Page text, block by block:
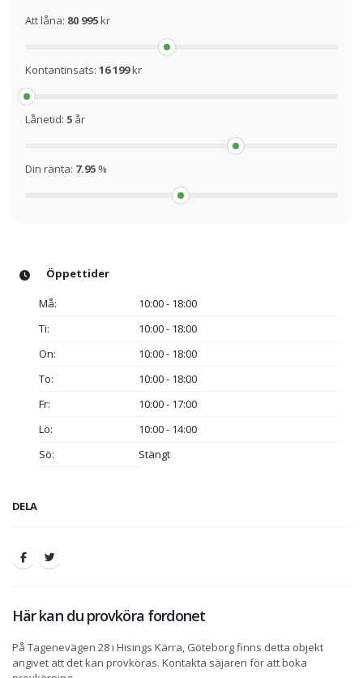
Att låna: 80 995kr
Kontantinsats: 16 199kr
Lånetid: 5 år
Din ränta: 7.95 %
Öppettider
Må:
10:00 - 18:00
Ti:
10:00 - 18:00
On:
10:00 - 18:00
To:
10:00 - 18:00
Fr:
10:00 - 17:00
Lö:
10:00 - 14:00
Sö:
Stängt
DELA
Här kan du provköra fordonet
På Tagenevägen 28 i Hisings Kärra, Göteborg finns detta objekt
angivet att det kan provköras. Kontakta säjaren för att boka